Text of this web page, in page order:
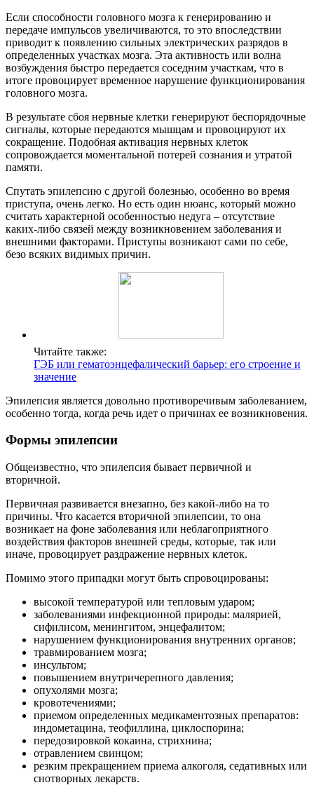
Если способности головного мозга к генерированию и
передаче импульсов увеличиваются, то это впоследствии
приводит к появлению сильных электрических разрядов в
определенных участках мозга. Эта активность или волна
возбуждения быстро передается соседним участкам, что в
итоге провоцирует временное нарушение функционирования
головного мозга.
В результате сбоя нервные клетки генерируют беспорядочные
сигналы, которые передаются мышцам и провоцируют их
сокращение. Подобная активация нервных клеток
сопровождается моментальной потерей сознания и утратой
памяти.
Спутать эпилепсию с другой болезнью, особенно во время
приступа, очень легко. Но есть один нюанс, который можно
считать характерной особенностью недуга – отсутствие
каких-либо связей между возникновением заболевания и
внешними факторами. Приступы возникают сами по себе,
безо всяких видимых причин.
Читайте также:
ГЭБ или гематоэнцефалический барьер: его строение и
значение
Эпилепсия является довольно противоречивым заболеванием,
особенно тогда, когда речь идет о причинах ее возникновения.
Формы эпилепсии
Общеизвестно, что эпилепсия бывает первичной и
вторичной.
Первичная развивается внезапно, без какой-либо на то
причины. Что касается вторичной эпилепсии, то она
возникает на фоне заболевания или неблагоприятного
воздействия факторов внешней среды, которые, так или
иначе, провоцирует раздражение нервных клеток.
Помимо этого припадки могут быть спровоцированы:
высокой температурой или тепловым ударом;
заболеваниями инфекционной природы: малярией,
сифилисом, менингитом, энцефалитом;
нарушением функционирования внутренних органов;
травмированием мозга;
инсультом;
повышением внутричерепного давления;
опухолями мозга;
кровотечениями;
приемом определенных медикаментозных препаратов:
индометацина, теофиллина, циклоспорина;
передозировкой кокаина, стрихнина;
отравлением свинцом;
резким прекращением приема алкоголя, седативных или
снотворных лекарств.